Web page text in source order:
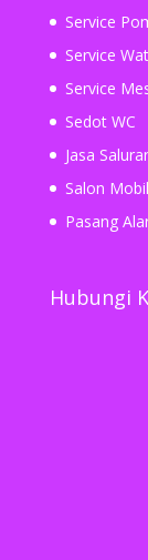
Service
Service
Service
Sedot WC
Jasa
Salon Mobil
Pasang
Hubungi